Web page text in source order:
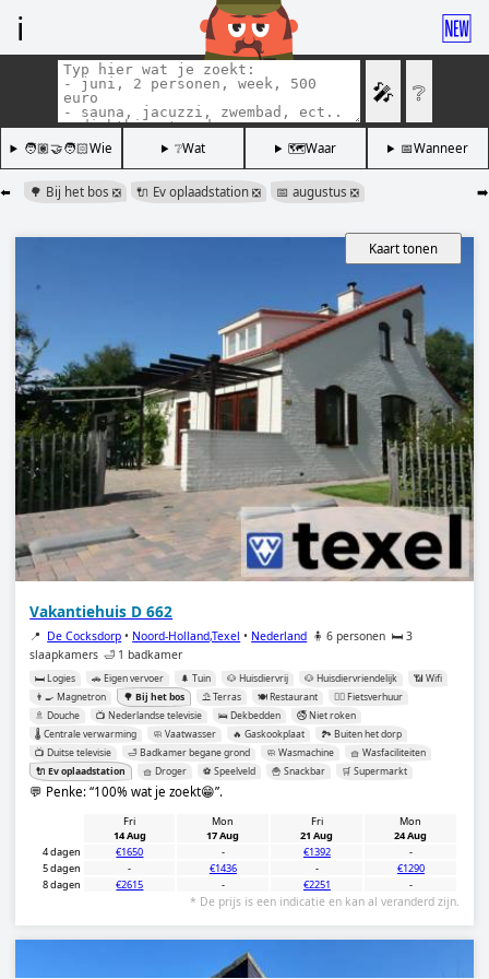
ℹ️ 🆕
🎤 ❔
🧑🏽‍🤝‍🧑🏻Wie ❔Wat 🗺️Waar 📅Wanneer
⬅️ ➡️
🌳 Bij het bos ❎ 🔌 Ev oplaadstation ❎ 📅 augustus ❎
Kaart tonen
Vakantiehuis D 662
📍 De Cocksdorp • Noord-Holland,Texel • Nederland 🧍 6 personen 🛏️ 3
slaapkamers 🛁 1 badkamer
🛏️ Logies 🚗 Eigen vervoer 🌲 Tuin 🐶 Huisdiervrij 🐶 Huisdiervriendelijk
📶 Wifi
👨‍🍳 Magnetron
🌳 Bij het bos ⛱️ Terras 🍽️ Restaurant
🚴‍♂️ Fietsverhuur
🚿 Douche
📺 Nederlandse televisie 🛌 Dekbedden
🚭 Niet roken
🌡️ Centrale verwarming
🧼 Vaatwasser 🔥 Gaskookplaat
🏞️ Buiten het dorp
📺 Duitse televisie
🛁 Badkamer begane grond 🧼 Wasmachine
🧺 Wasfaciliteiten
🔌 Ev oplaadstation
🧺 Droger ⚽️ Speelveld 🍟 Snackbar 🛒 Supermarkt
💬 Penke: 100% wat je zoekt😁 .
Fri
14 Aug
Mon
17 Aug
Fri
21 Aug
Mon
24 Aug
4 dagen
€1650 - €1392
-
5 dagen
- €1436 -
€1290
8 dagen
€2615 - €2251 -
* De prijs is een indicatie en kan al veranderd zijn.